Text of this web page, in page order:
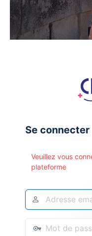
Se connecter
Veuillez vous
plateforme